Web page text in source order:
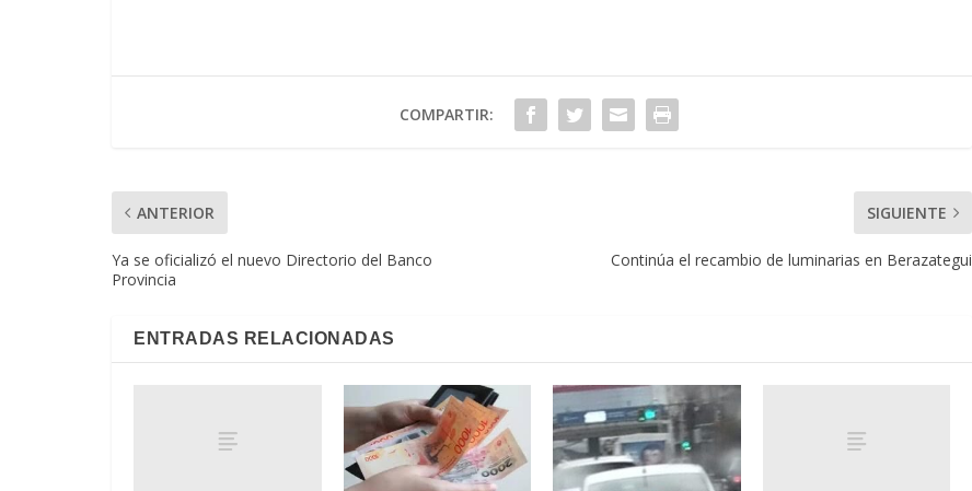
COMPARTIR:
ANTERIOR
Ya se oficializó el nuevo Directorio del Banco
Provincia
SIGUIENTE
Continúa el recambio de luminarias en Berazategui
ENTRADAS RELACIONADAS